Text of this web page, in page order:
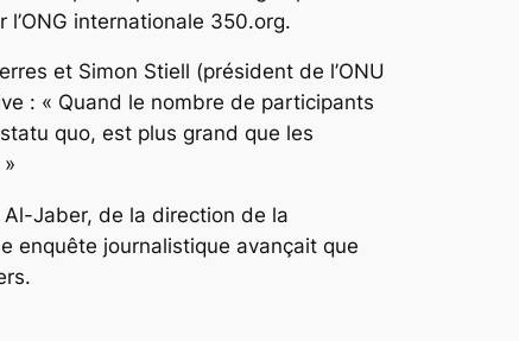
internationale 350.org.
et Simon Stiell (président de l’ONU
: « Quand le nombre de participants
quo, est plus grand que les
Jaber, de la direction de la
enquête journalistique avançait que